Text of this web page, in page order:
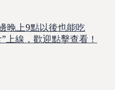
晚上9點以後也能吃
上線，歡迎點擊查看！